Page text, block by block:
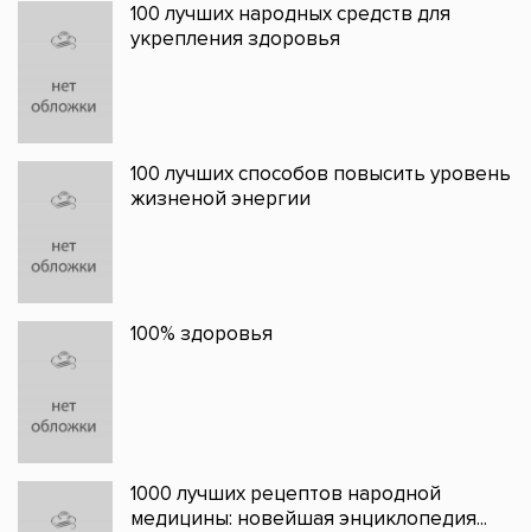
100 лучших народных средств для
укрепления здоровья
100 лучших способов повысить уровень
жизненой энергии
100% здоровья
1000 лучших рецептов народной
медицины: новейшая энциклопедия...